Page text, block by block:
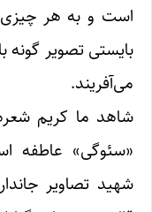
و به هر چیزی که
تصویر گونه باشد
ما کریم شعرهای
عاطفه است،
تصاویر جاندار در